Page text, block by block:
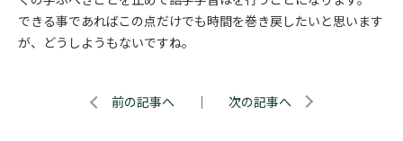
できる事であればこの点だけでも時間を巻き戻したいと思います
が、どうしようもないですね。
前の記事へ ｜ 次の記事へ